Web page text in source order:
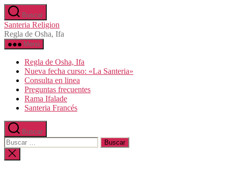
Saltar
al
contenido
Buscar
Santeria Religion
Regla de Osha, Ifa
Menú
Regla de Osha, Ifa
Nueva fecha curso: «La Santeria»
Consulta en linea
Preguntas frecuentes
Rama Ifalade
Santeria Francés
Buscar
Buscar:
Cerrar
la